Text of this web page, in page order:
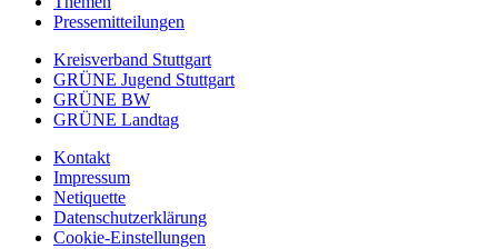
Pressemitteilungen
Kreisverband Stuttgart
GRÜNE Jugend Stuttgart
GRÜNE BW
GRÜNE Landtag
Kontakt
Impressum
Netiquette
Datenschutzerklärung
Cookie-Einstellungen